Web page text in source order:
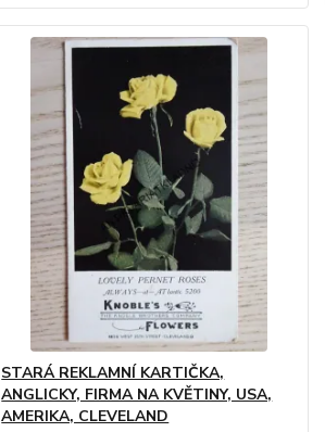
STARÁ REKLAMNÍ KARTIČKA,
ANGLICKY, FIRMA NA KVĚTINY, USA,
AMERIKA, CLEVELAND